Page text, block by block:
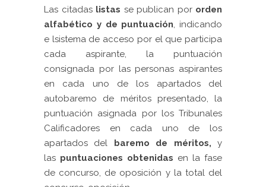
Las citadas listas se publican por orden
alfabético y de puntuación, indicando
e lsistema de acceso por el que participa
cada aspirante, la puntuación
consignada por las personas aspirantes
en cada uno de los apartados del
autobaremo de méritos presentado, la
puntuación asignada por los Tribunales
Calificadores en cada uno de los
apartados del baremo de méritos, y
las puntuaciones obtenidas en la fase
de concurso, de oposición y la total del